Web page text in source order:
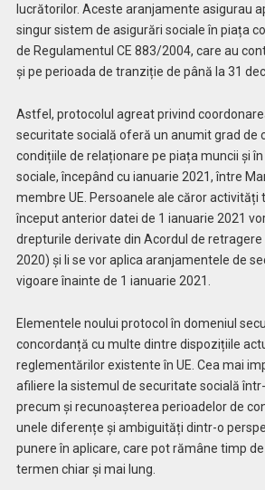
lucrătorilor. Aceste aranjamente asigurau
singur sistem de asigurări sociale în piața
de Regulamentul CE 883/2004, care au
și pe perioada de tranziție de până la 31
Astfel, protocolul agreat privind
securitate socială oferă un anumit grad de
condițiile de relaționare pe piața muncii și
sociale, începând cu ianuarie 2021, între
membre UE. Persoanele ale căror
început anterior datei de 1 ianuarie 2021
drepturile derivate din Acordul de
2020) și li se vor aplica aranjamentele de
vigoare înainte de 1 ianuarie 2021.
Elementele noului protocol în domeniul
concordanță cu multe dintre dispozițiile
reglementărilor existente în UE. Cea mai
afiliere la sistemul de securitate socială
precum și recunoașterea perioadelor de
unele diferențe și ambiguități dintr-o
punere în aplicare, care pot rămâne timp
termen chiar și mai lung.